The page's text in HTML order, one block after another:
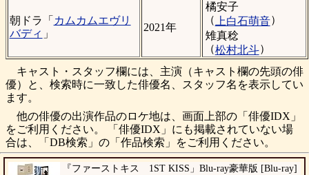
朝ドラ「 カムカムエヴリ
バディ 」
2021年
橘安子
（ 上白石萌音）
雉真稔
（松村北斗）
キャスト・スタッフ欄には、主演（キャスト欄の先頭の俳
優）と、検索時に一致した俳優名、スタッフ名を表示してい
ます。
他の俳優の出演作品のロケ地は、画面上部の「俳優IDX」
をご利用ください。 「俳優IDX」にも掲載されていない場
合は、「DB検索」の「作品検索」をご利用ください。
『ファーストキス 1ST KISS」Blu-ray豪華版 [Blu-ray]